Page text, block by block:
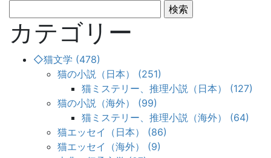
送
り
索:
カテゴリー
◇猫文学 (478)
猫の小説（日本） (251)
猫ミステリー、推理小説（日本） (127)
猫の小説（海外） (99)
猫ミステリー、推理小説（海外） (64)
猫エッセイ（日本） (86)
猫エッセイ（海外） (9)